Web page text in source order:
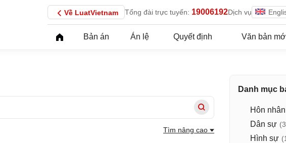
Về LuatVietnam Tổng đài trực tuyến: 19006192Dịch vụ
Bản án Án lệ Quyết định Văn bản
Tìm nâng cao
Danh mục
Hôn
Dân sự
Hình sự